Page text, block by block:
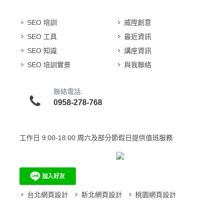
SEO 培訓
SEO 工具
SEO 知識
SEO 培訓實景
威陞創意
最近資訊
講座資訊
與我聯絡
聯絡電話:
0958-278-768
工作日 9:00-18:00 周六及部分節假日提供值班服務
台北網頁設計 新北網頁設計
桃園網頁設計